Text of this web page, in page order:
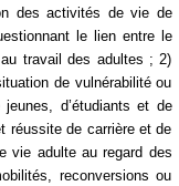
des activités de vie de
le lien entre le
travail des adultes ; 2)
de vulnérabilité ou
d’étudiants et de
réussite de carrière et de
vie adulte au regard des
reconversions ou